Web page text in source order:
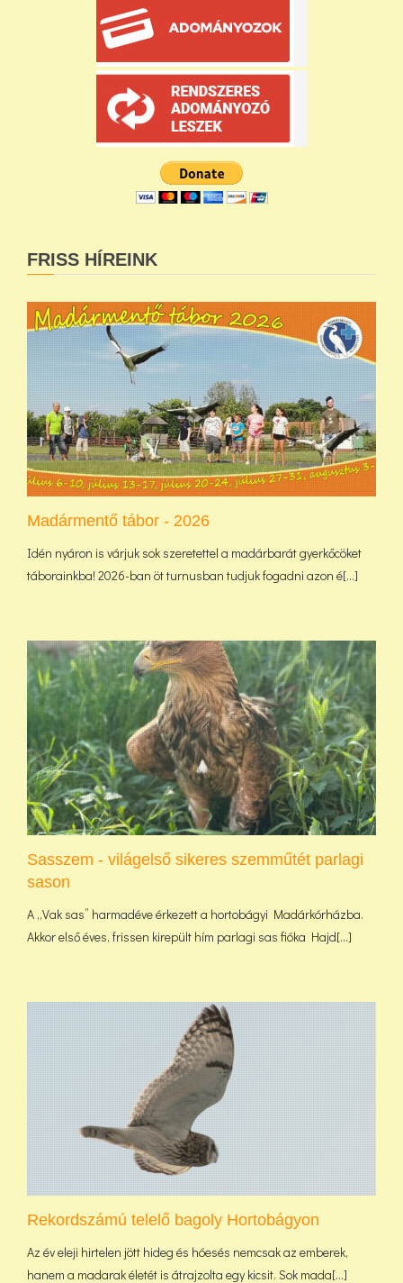
FRISS HÍREINK
Madármentő tábor - 2026
Idén nyáron is várjuk sok szeretettel a madárbarát gyerkőcöket
táborainkba! 2026-ban öt turnusban tudjuk fogadni azon é[...]
Sasszem - világelső sikeres szemműtét parlagi
sason
A „Vak sas” harmadéve érkezett a hortobágyi Madárkórházba.
Akkor első éves, frissen kirepült hím parlagi sas fióka Hajd[...]
Rekordszámú telelő bagoly Hortobágyon
Az év eleji hirtelen jött hideg és hóesés nemcsak az emberek,
hanem a madarak életét is átrajzolta egy kicsit. Sok mada[...]